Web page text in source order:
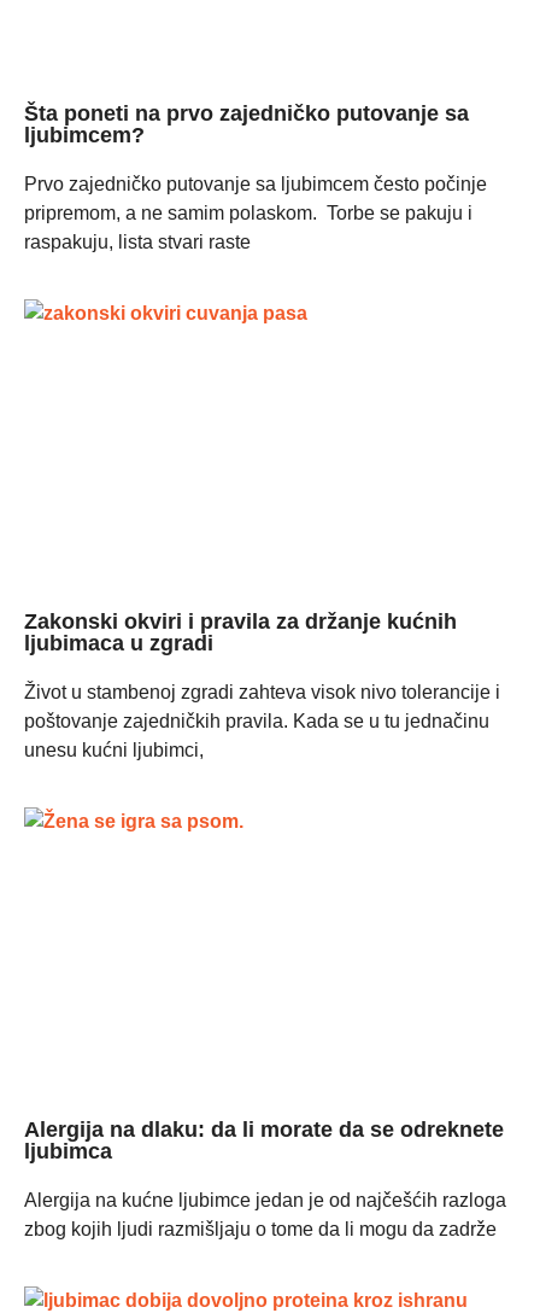
Šta poneti na prvo zajedničko putovanje sa
ljubimcem?
Prvo zajedničko putovanje sa ljubimcem često počinje
pripremom, a ne samim polaskom. Torbe se pakuju i
raspakuju, lista stvari raste
Zakonski okviri i pravila za držanje kućnih
ljubimaca u zgradi
Život u stambenoj zgradi zahteva visok nivo tolerancije i
poštovanje zajedničkih pravila. Kada se u tu jednačinu
unesu kućni ljubimci,
Alergija na dlaku: da li morate da se odreknete
ljubimca
Alergija na kućne ljubimce jedan je od najčešćih razloga
zbog kojih ljudi razmišljaju o tome da li mogu da zadrže